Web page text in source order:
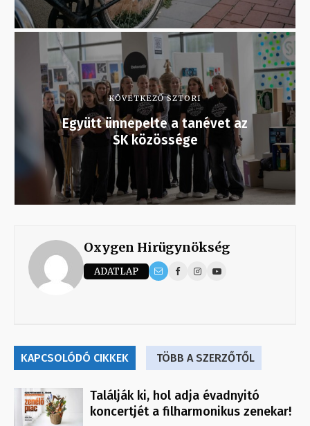
KÖVETKEZŐ SZTORI
Együtt ünnepelte a tanévet az
SK közössége
Oxygen Hirügynökség
ADATLAP
KAPCSOLÓDÓ CIKKEK TÖBB A SZERZŐTŐL
Találják ki, hol adja évadnyitó
koncertjét a filharmonikus zenekar!